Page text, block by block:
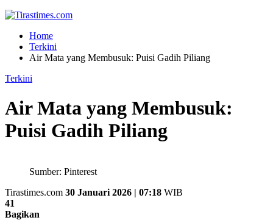
Home
Terkini
Air Mata yang Membusuk: Puisi Gadih Piliang
Terkini
Air Mata yang Membusuk:
Puisi Gadih Piliang
Sumber: Pinterest
Tirastimes.com 30 Januari 2026 | 07:18 WIB
41
Bagikan